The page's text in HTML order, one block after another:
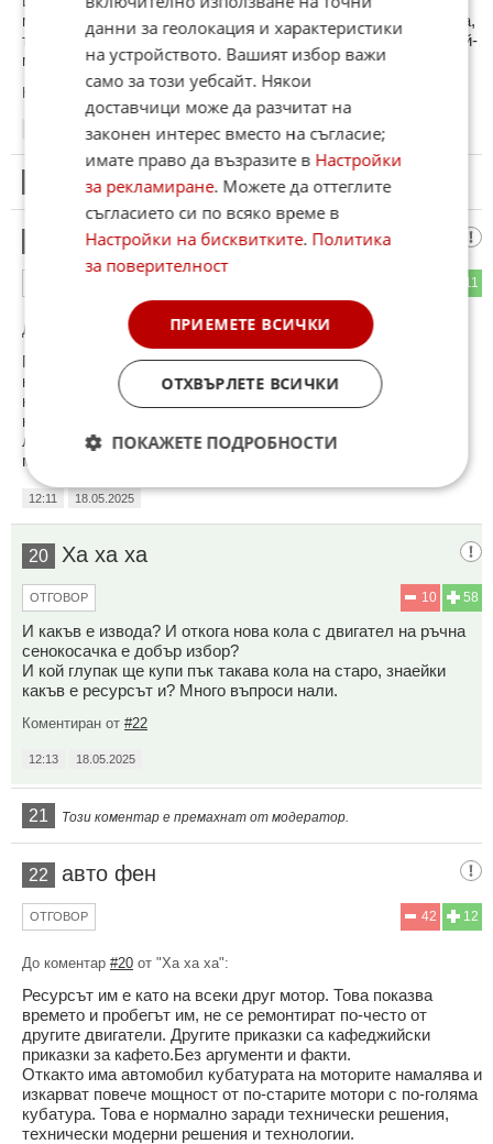
много здрав мотор без доказани проблеми с надеждността,
тоест най-мощният 1.0 мотор на пазара, Хонда изкарва най-
много коне от 1.0 мотор и е най-здрав същевременно.
Коментиран от #44
18.05.2025
Този коментар е премахнат от модератор.
авто фен
11
До коментар #18 от "Васил":
Пълен мит и предубеждения,без никакви доказателства,
напротив, вече тези двигатели навъртяха пробег и нямат
никакви проблеми,затова пиша за тях. Абсолютно същата
надеждност като по-големите мотори. Ти изобщо мислиш
ли,че Хонда ще направи строшен мотор? Те нямат слаб
мотор.
12:11 18.05.2025
20 Ха ха ха
58
10
ОТГОВОР
И какъв е извода? И откога нова кола с двигател на ръчна
сенокосачка е добър избор?
И кой глупак ще купи пък такава кола на старо, знаейки
какъв е ресурсът и? Много въпроси нали.
Коментиран от #22
12:13 18.05.2025
21 Този коментар е премахнат от модератор.
22 авто фен
12
42
ОТГОВОР
До коментар #20 от "Ха ха ха":
Ресурсът им е като на всеки друг мотор. Това показва
времето и пробегът им, не се ремонтират по-често от
другите двигатели. Другите приказки са кафеджийски
приказки за кафето.Без аргументи и факти.
Откакто има автомобил кубатурата на моторите намалява и
изкарват повече мощност от по-старите мотори с по-голяма
кубатура. Това е нормално заради технически решения,
технически модерни решения и технологии.
данни за геолокация и характеристики
на устройството. Вашият избор важи
само за този уебсайт. Някои
доставчици може да разчитат на
законен интерес вместо на съгласие;
имате право да възразите в Настройки
за рекламиране. Можете да оттеглите
съгласието си по всяко време в
Настройки на бисквитките. Политика
за поверителност
ПРИЕМЕТЕ ВСИЧКИ
ОТХВЪРЛЕТЕ ВСИЧКИ
ПОКАЖЕТЕ ПОДРОБНОСТИ